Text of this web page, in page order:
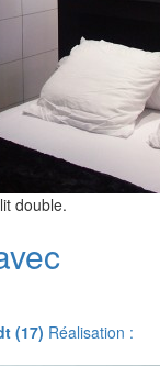
double.
(17) Réalisation :